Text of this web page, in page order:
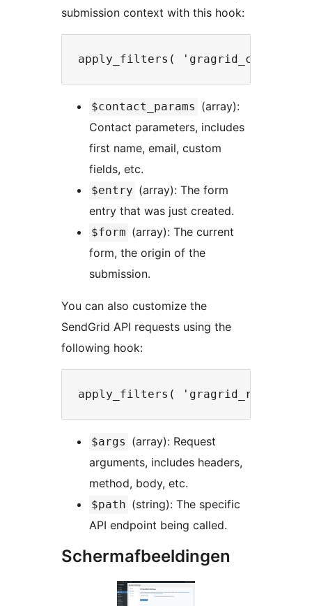
submission context with this hook:
$contact_params (array):
Contact parameters, includes
first name, email, custom
fields, etc.
$entry (array): The form
entry that was just created.
$form (array): The current
form, the origin of the
submission.
You can also customize the
SendGrid API requests using the
following hook:
$args (array): Request
arguments, includes headers,
method, body, etc.
$path (string): The specific
API endpoint being called.
Schermafbeeldingen